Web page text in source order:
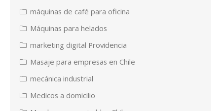
máquinas de café para oficina
Máquinas para helados
marketing digital Providencia
Masaje para empresas en Chile
mecánica industrial
Medicos a domicilio